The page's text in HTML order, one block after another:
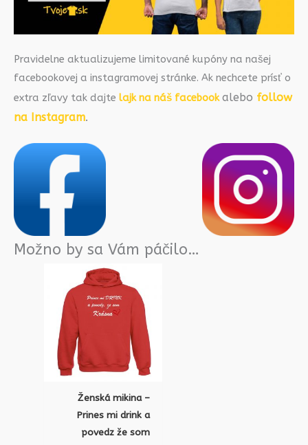
Pravidelne aktualizujeme limitované kupóny na našej
facebookovej a instagramovej stránke. Ak nechcete prísť o
extra zľavy tak dajte lajk na náš facebookalebo follow
na Instagram.
Možno by sa Vám páčilo…
Ženská mikina –
Prines mi drink a
povedz že som